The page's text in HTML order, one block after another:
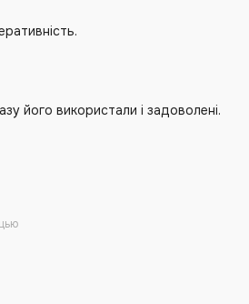
його використали і задоволені.